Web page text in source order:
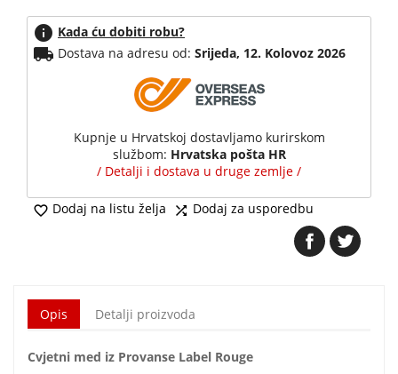
info Kada ću dobiti robu?
local_shipping Dostava na adresu od: Srijeda, 12. Kolovoz 2026
Kupnje u Hrvatskoj dostavljamo kurirskom
službom: Hrvatska pošta HR
/ Detalji i dostava u druge zemlje /
 Dodaj na listu želja  Dodaj za usporedbu
Opis Detalji proizvoda
Cvjetni med iz Provanse Label Rouge